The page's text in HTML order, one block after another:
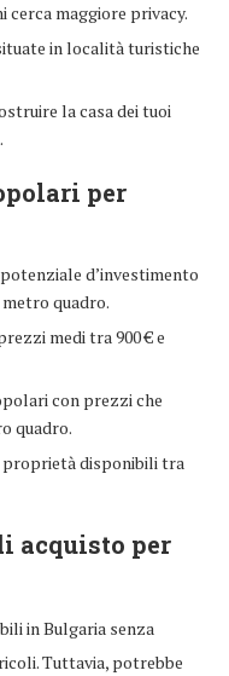
cerca maggiore privacy.
in località turistiche
la casa dei tuoi
per
d’investimento
metro quadro.
medi tra 900 € e
con prezzi che
quadro.
proprietà disponibili tra
acquisto per
in Bulgaria senza
Tuttavia, potrebbe